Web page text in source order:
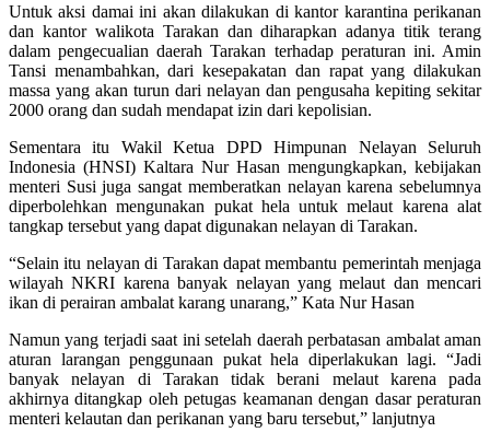
Untuk aksi damai ini akan dilakukan di kantor karantina perikanan
dan kantor walikota Tarakan dan diharapkan adanya titik terang
dalam pengecualian daerah Tarakan terhadap peraturan ini. Amin
Tansi menambahkan, dari kesepakatan dan rapat yang dilakukan
massa yang akan turun dari nelayan dan pengusaha kepiting sekitar
2000 orang dan sudah mendapat izin dari kepolisian.
Sementara itu Wakil Ketua DPD Himpunan Nelayan Seluruh
Indonesia (HNSI) Kaltara Nur Hasan mengungkapkan, kebijakan
menteri Susi juga sangat memberatkan nelayan karena sebelumnya
diperbolehkan mengunakan pukat hela untuk melaut karena alat
tangkap tersebut yang dapat digunakan nelayan di Tarakan.
“Selain itu nelayan di Tarakan dapat membantu pemerintah menjaga
wilayah NKRI karena banyak nelayan yang melaut dan mencari
ikan di perairan ambalat karang unarang,” Kata Nur Hasan
Namun yang terjadi saat ini setelah daerah perbatasan ambalat aman
aturan larangan penggunaan pukat hela diperlakukan lagi. “Jadi
banyak nelayan di Tarakan tidak berani melaut karena pada
akhirnya ditangkap oleh petugas keamanan dengan dasar peraturan
menteri kelautan dan perikanan yang baru tersebut,” lanjutnya